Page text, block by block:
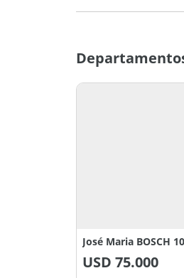
José Maria BOSCH
USD 75.000